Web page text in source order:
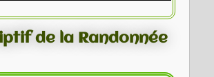
de la Randonnée